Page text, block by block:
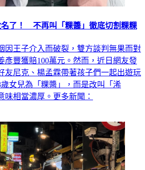
名了！ 不再叫「粿醬」徹底切割粿粿
因王子介入而破裂，雙方談判無果而對
彥豐獲賠100萬元。然而，近日網友發
友尼克、楊孟霖帶著孩子們一起出遊玩
女兒為「粿醬」，而是改叫「浠
味相當濃厚。更多新聞：